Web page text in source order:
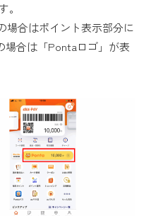
。
場合はポイント表示部分に
場合は「Pontaロゴ」が表